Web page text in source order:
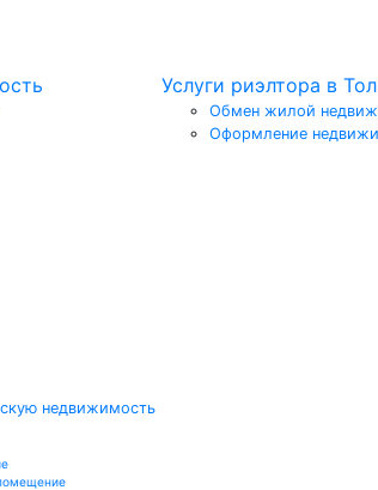
недвижимость
Услуги риэлтора в
Обмен жилой
Оформление